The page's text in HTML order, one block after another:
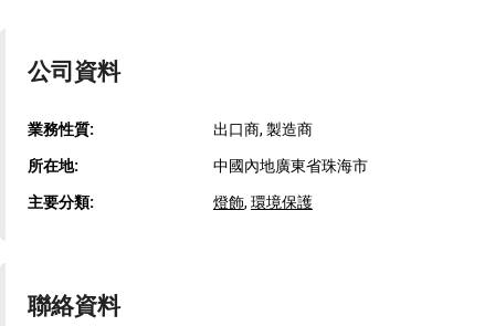
公司資料
業務性質: 出口商, 製造商
所在地: 中國內地廣東省珠海市
主要分類: 燈飾, 環境保護
聯絡資料